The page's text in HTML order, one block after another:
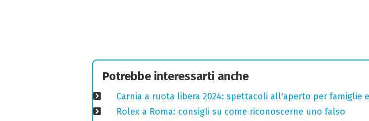
Potrebbe interessarti anche
Carnia a ruota libera 2024: spettacoli all'aperto per famiglie
Rolex a Roma: consigli su come riconoscerne uno falso